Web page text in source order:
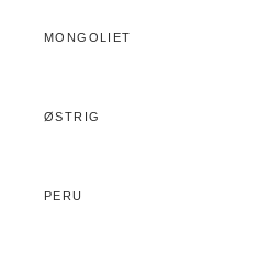
MONGOLIET
ØSTRIG
PERU